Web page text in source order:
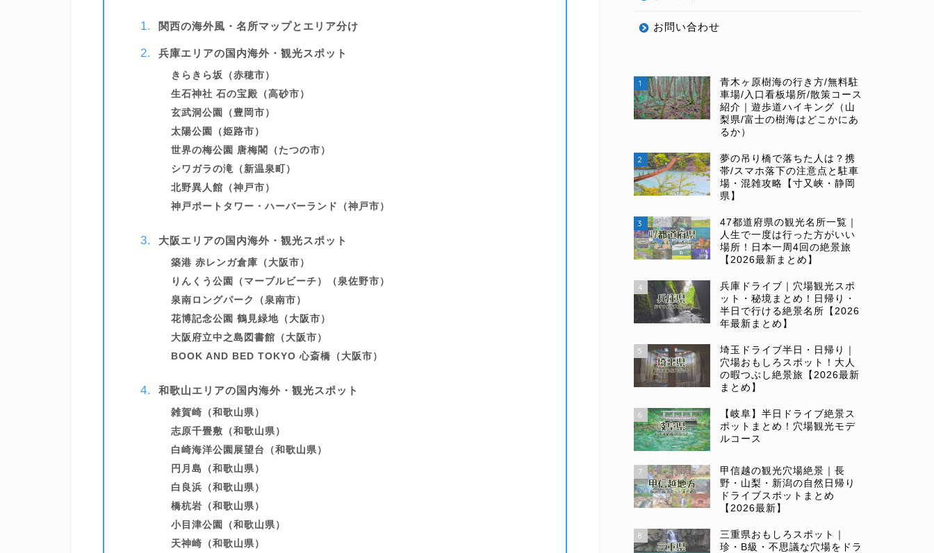
関西の海外風・名所マップとエリア分け
兵庫エリアの国内海外・観光スポット
きらきら坂（赤穂市）
生石神社 石の宝殿（高砂市）
玄武洞公園（豊岡市）
太陽公園（姫路市）
世界の梅公園 唐梅閣（たつの市）
シワガラの滝（新温泉町）
北野異人館（神戸市）
神戸ポートタワー・ハーバーランド（神戸市）
大阪エリアの国内海外・観光スポット
築港 赤レンガ倉庫（大阪市）
りんくう公園（マーブルビーチ）（泉佐野市）
泉南ロングパーク（泉南市）
花博記念公園 鶴見緑地（大阪市）
大阪府立中之島図書館（大阪市）
BOOK AND BED TOKYO 心斎橋（大阪市）
和歌山エリアの国内海外・観光スポット
雑賀崎（和歌山県）
志原千畳敷（和歌山県）
白崎海洋公園展望台（和歌山県）
円月島（和歌山県）
白良浜（和歌山県）
橋杭岩（和歌山県）
小目津公園（和歌山県）
天神崎（和歌山県）
お問い合わせ
1
青木ヶ原樹海の行き方/無料駐
車場/入口看板場所/散策コース
紹介｜遊歩道ハイキング（山
梨県/富士の樹海はどこかにあ
るか）
2
夢の吊り橋で落ちた人は？携
帯/スマホ落下の注意点と駐車
場・混雑攻略【寸又峡・静岡
県】
3
47都道府県の観光名所一覧｜
人生で一度は行った方がいい
場所！日本一周4回の絶景旅
【2026最新まとめ】
4
兵庫ドライブ｜穴場観光スポ
ット・秘境まとめ！日帰り・
半日で行ける絶景名所【2026
年最新まとめ】
5
埼玉ドライブ半日・日帰り｜
穴場おもしろスポット！大人
の暇つぶし絶景旅【2026最新
まとめ】
6
【岐阜】半日ドライブ絶景ス
ポットまとめ！穴場観光モデ
ルコース
7
甲信越の観光穴場絶景｜長
野・山梨・新潟の自然日帰り
ドライブスポットまとめ
【2026最新】
8
三重県おもしろスポット｜
珍・B級・不思議な穴場をドラ